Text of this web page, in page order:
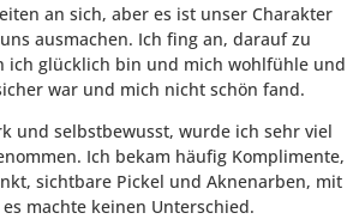
an sich, aber es ist unser Charakter
ausmachen. Ich fing an, darauf zu
ich glücklich bin und mich wohlfühle und
war und mich nicht schön fand.
und selbstbewusst, wurde ich sehr viel
Ich bekam häufig Komplimente,
sichtbare Pickel und Aknenarben, mit
machte keinen Unterschied.